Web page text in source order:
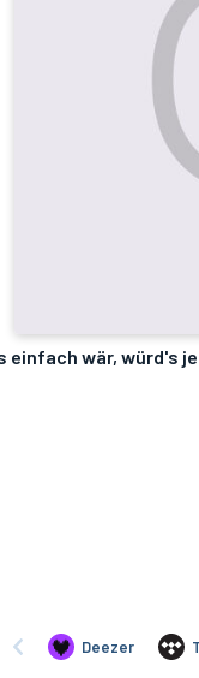
einfach wär, würd's
Deezer